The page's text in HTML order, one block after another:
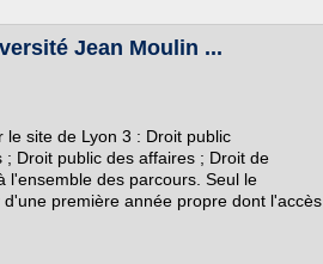
Jean Moulin ...
site de Lyon 3 : Droit public
Droit public des affaires ; Droit de
l'ensemble des parcours. Seul le
première année propre dont l'accès